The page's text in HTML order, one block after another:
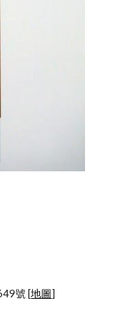
649號 [
地圖]